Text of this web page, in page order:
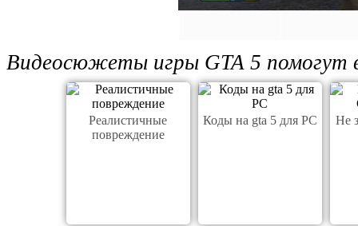
Видеосюжеты игры GTA 5 помогут
Реалистичные
повреждение
Коды на gta 5 для PC Не